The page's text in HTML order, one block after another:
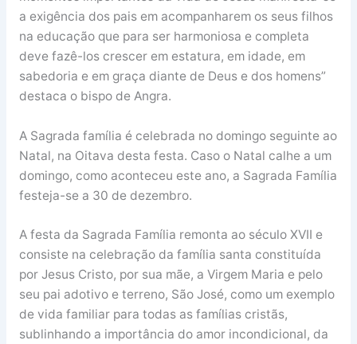
a exigência dos pais em acompanharem os seus filhos
na educação que para ser harmoniosa e completa
deve fazê-los crescer em estatura, em idade, em
sabedoria e em graça diante de Deus e dos homens”
destaca o bispo de Angra.
A Sagrada família é celebrada no domingo seguinte ao
Natal, na Oitava desta festa. Caso o Natal calhe a um
domingo, como aconteceu este ano, a Sagrada Família
festeja-se a 30 de dezembro.
A festa da Sagrada Família remonta ao século XVII e
consiste na celebração da família santa constituída
por Jesus Cristo, por sua mãe, a Virgem Maria e pelo
seu pai adotivo e terreno, São José, como um exemplo
de vida familiar para todas as famílias cristãs,
sublinhando a importância do amor incondicional, da